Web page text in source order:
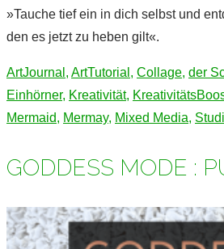
»Tauche tief ein in dich selbst und
den es jetzt zu heben gilt«.
ArtJournal , ArtTutorial , Collage, der
Einhörner, Kreativität,
Mermaid, Mermay, Mixed Media,
GODDESS MODE :